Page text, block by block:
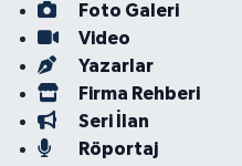
Foto Galeri
Video
Yazarlar
Firma Rehberi
Seri İlan
Röportaj